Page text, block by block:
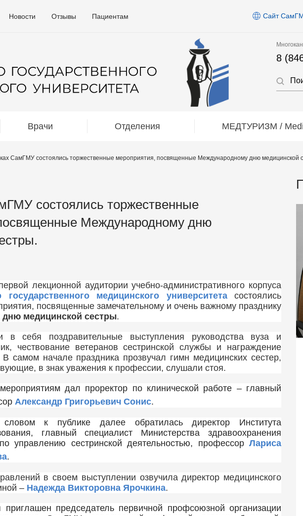
Новости Отзывы Пациентам Сайт
8
Врачи Отделения МЕДТУРИЗМ /
СамГМУ состоялись торжественные мероприятия, посвященные Международному дню медицинской
состоялись торжественные
Международному дню
лекционной аудитории учебно-административного корпуса
медицинского университетасостоялись
посвященные замечательному и очень важному празднику
медицинской сестры.
в себя поздравительные выступления руководства вуза и
чествование ветеранов сестринской службы и награждение
самом начале праздника прозвучал гимн медицинских сестер,
в знак уважения к профессии, слушали стоя.
мероприятиям дал проректор по клинической работе – главный
Александр Григорьевич Сонис.
к публике далее обратилась директор Института
главный специалист Министерства здравоохранения
управлению сестринской деятельностью, профессор Лариса
.
в своем выступлении озвучила директор медицинского
– Надежда Викторовна Ярочкина.
председатель первичной профсоюзной организации